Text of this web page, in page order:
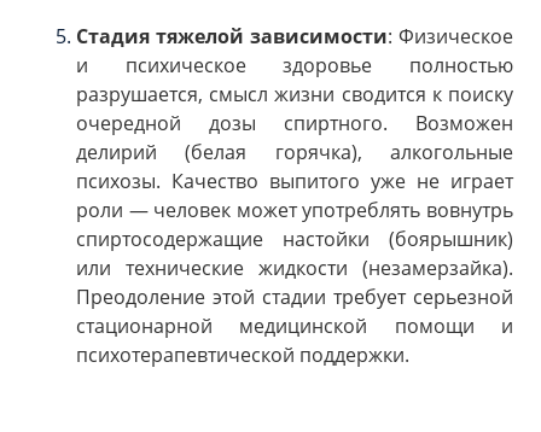
Стадия тяжелой зависимости: Физическое
и психическое здоровье полностью
разрушается, смысл жизни сводится к поиску
очередной дозы спиртного. Возможен
делирий (белая горячка), алкогольные
психозы. Качество выпитого уже не играет
роли — человек может употреблять вовнутрь
спиртосодержащие настойки (боярышник)
или технические жидкости (незамерзайка).
Преодоление этой стадии требует серьезной
стационарной медицинской помощи и
психотерапевтической поддержки.